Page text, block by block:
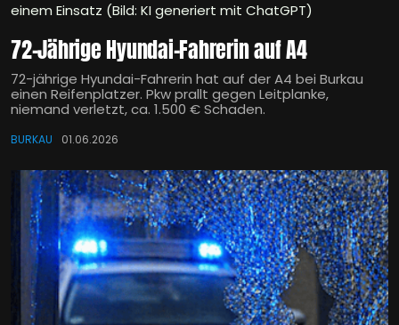
einem Einsatz (Bild: KI generiert mit ChatGPT)
72-Jährige Hyundai-Fahrerin auf A4
72-jährige Hyundai-Fahrerin hat auf der A4 bei Burkau
einen Reifenplatzer. Pkw prallt gegen Leitplanke,
niemand verletzt, ca. 1.500 € Schaden.
BURKAU 01.06.2026